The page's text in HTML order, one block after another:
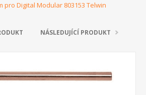
pro Digital Modular 803153 Telwin
NÁSLEDUJÍCÍ PRODUKT